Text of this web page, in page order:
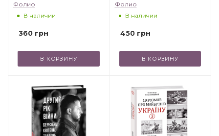
Фолио
В наличии
360 грн
В КОРЗИНУ
Фолио
В наличии
450грн
В КОРЗИНУ